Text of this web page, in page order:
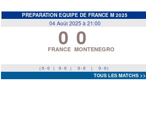
PREPARATION EQUIPE DE FRANCE M 2025
04 Août 2025 à 21:00
0
FRANCE 0
MONTENEGRO
( 0 - 0 | 0 - 0 | 0 - 0 | 0 - 0 )
TOUS LES MATCHS >>